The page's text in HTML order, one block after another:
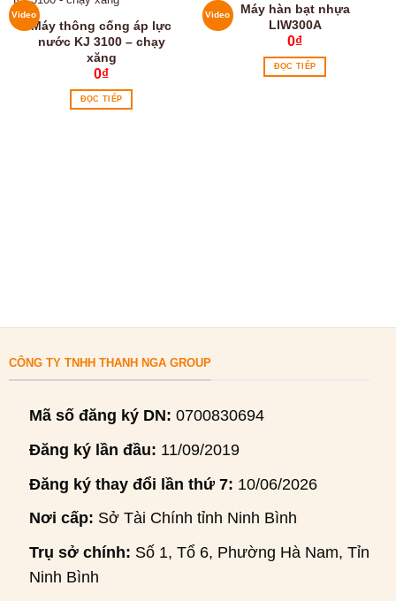
Video
Máy thông cống áp lực
nước KJ 3100 – chạy
xăng
0₫
ĐỌC TIẾP
Video
Máy hàn bạt nhựa
LIW300A
0₫
ĐỌC TIẾP
CÔNG TY TNHH THANH NGA GROUP
Mã số đăng ký DN: 0700830694
Đăng ký lần đầu: 11/09/2019
Đăng ký thay đổi lần thứ 7: 10/06/2026
Nơi cấp: Sở Tài Chính tỉnh Ninh Bình
Trụ sở chính: Số 1, Tổ 6, Phường Hà Nam, Tỉnh
Ninh Bình